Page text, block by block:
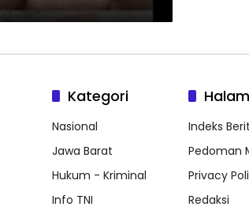
Kategori
Nasional
Jawa Barat
Hukum - Kriminal
Info TNI
Indeks
Pedoman
Privacy
Redaksi